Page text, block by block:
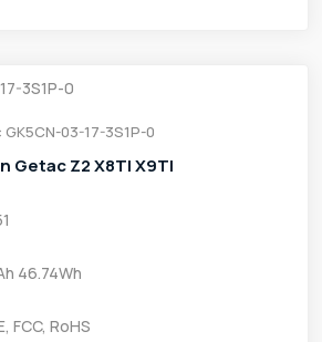
03-17-3S1P-0
Getac Z2 X8TI X9TI
46.74Wh
FCC, RoHS